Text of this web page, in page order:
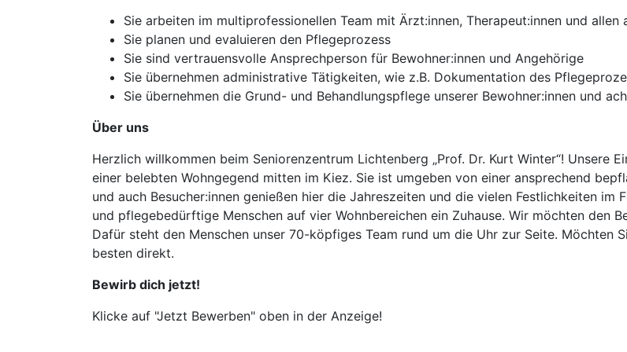
Sie arbeiten im multiprofessionellen Team mit Ärzt:innen, Therapeut:innen und
Sie planen und evaluieren den Pflegeprozess
Sie sind vertrauensvolle Ansprechperson für Bewohner:innen und Angehörige
Sie übernehmen administrative Tätigkeiten, wie z.B. Dokumentation des
Sie übernehmen die Grund- und Behandlungspflege unserer Bewohner:innen und
Über uns
Herzlich willkommen beim Seniorenzentrum Lichtenberg „Prof. Dr. Kurt Winter“! Unsere
einer belebten Wohngegend mitten im Kiez. Sie ist umgeben von einer ansprechend
und auch Besucher:innen genießen hier die Jahreszeiten und die vielen Festlichkeiten im
und pflegebedürftige Menschen auf vier Wohnbereichen ein Zuhause. Wir möchten den
Dafür steht den Menschen unser 70-köpfiges Team rund um die Uhr zur Seite. Möchten
besten direkt.
Bewirb dich jetzt!
Klicke auf "Jetzt Bewerben" oben in der Anzeige!